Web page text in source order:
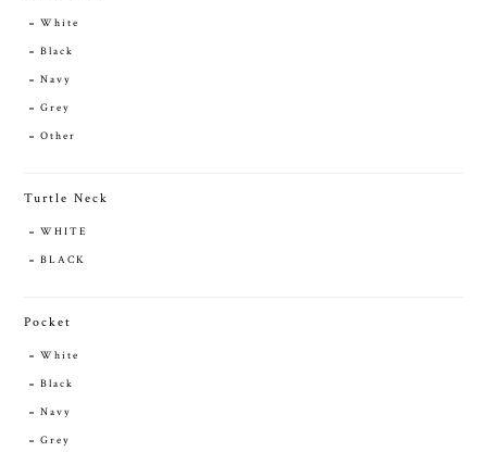
White
Black
Navy
Grey
Other
Turtle Neck
WHITE
BLACK
Pocket
White
Black
Navy
Grey